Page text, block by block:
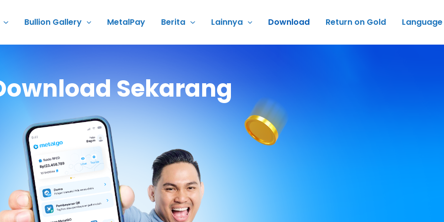
Bullion Gallery MetalPay Berita Lainnya Download Return on Gold Language
Sekarang